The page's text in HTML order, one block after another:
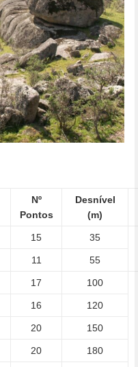
Nº
Pontos
Desnível
(m)
15 35
11 55
17 100
16 120
20 150
20 180